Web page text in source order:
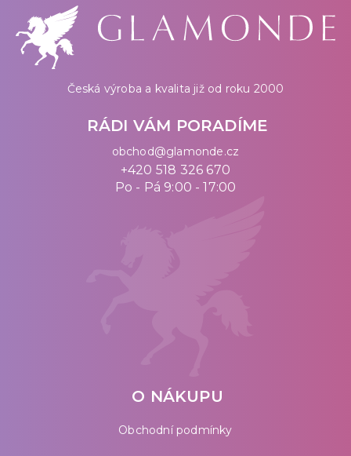
Česká výroba a kvalita již od roku 2000
RÁDI VÁM PORADÍME
obchod@glamonde.cz
+420 518 326 670
Po - Pá 9:00 - 17:00
O NÁKUPU
Obchodní podmínky